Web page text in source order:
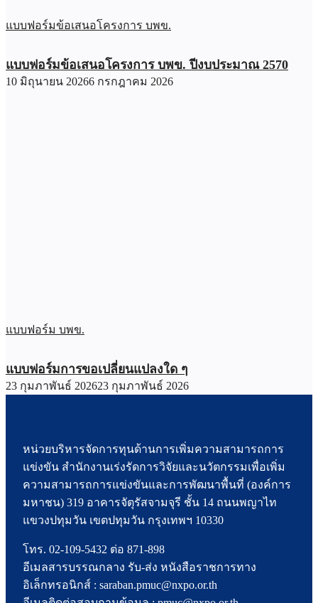
แบบฟอร์มข้อเสนอโครงการ บพข.
แบบฟอร์มข้อเสนอโครงการ บพข. ปีงบประมาณ 2570
10 มิถุนายน 20266 กรกฎาคม 2026
แบบฟอร์ม บพข.
แบบฟอร์มการขอเปลี่ยนแปลงใด ๆ
23 กุมภาพันธ์ 202623 กุมภาพันธ์ 2026
หน่วยบริหารจัดการทุนด้านการเพิ่มความสามารถการ
แข่งขัน สำนักงานเร่งรัดการวิจัยและนวัตกรรมเพื่อเพิ่ม
ความสามารถการแข่งขันและการพัฒนาพื้นที่ (องค์การ
มหาชน) 319 อาคารจัตุรัสจามจุรี ชั้น 14 ถนนพญาไท
แขวงปทุมวัน เขตปทุมวัน กรุงเทพฯ 10330
โทร. 02-109-5432 ต่อ 871-898
อีเมลสารบรรณกลาง รับ-ส่ง หนังสือราชการทาง
อิเล็กทรอนิกส์ : saraban.pmuc@nxpo.or.th